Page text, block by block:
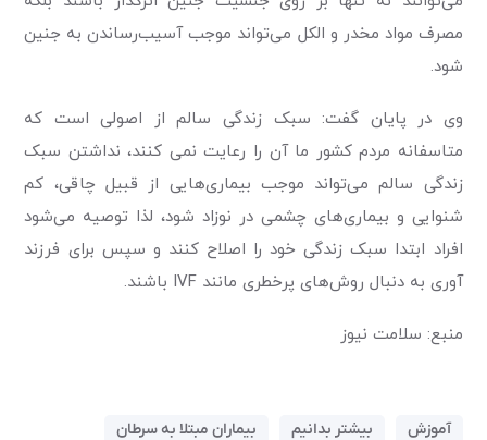
مصرف مواد مخدر و الکل می‌تواند موجب آسیب‌رساندن به جنین
شود.
وی در پایان گفت: سبک زندگی سالم از اصولی است که
متاسفانه مردم کشور ما آن را رعایت نمی کنند، نداشتن سبک
زندگی سالم می‌تواند موجب بیماری‌هایی از قبیل چاقی، کم
شنوایی و بیماری‌های چشمی در نوزاد شود، لذا توصیه می‌شود
افراد ابتدا سبک زندگی خود را اصلاح کنند و سپس برای فرزند
آوری به دنبال روش‌های پرخطری مانند IVF باشند.
منبع: سلامت نیوز
آموزش بیشتر بدانیم بیماران مبتلا به سرطان